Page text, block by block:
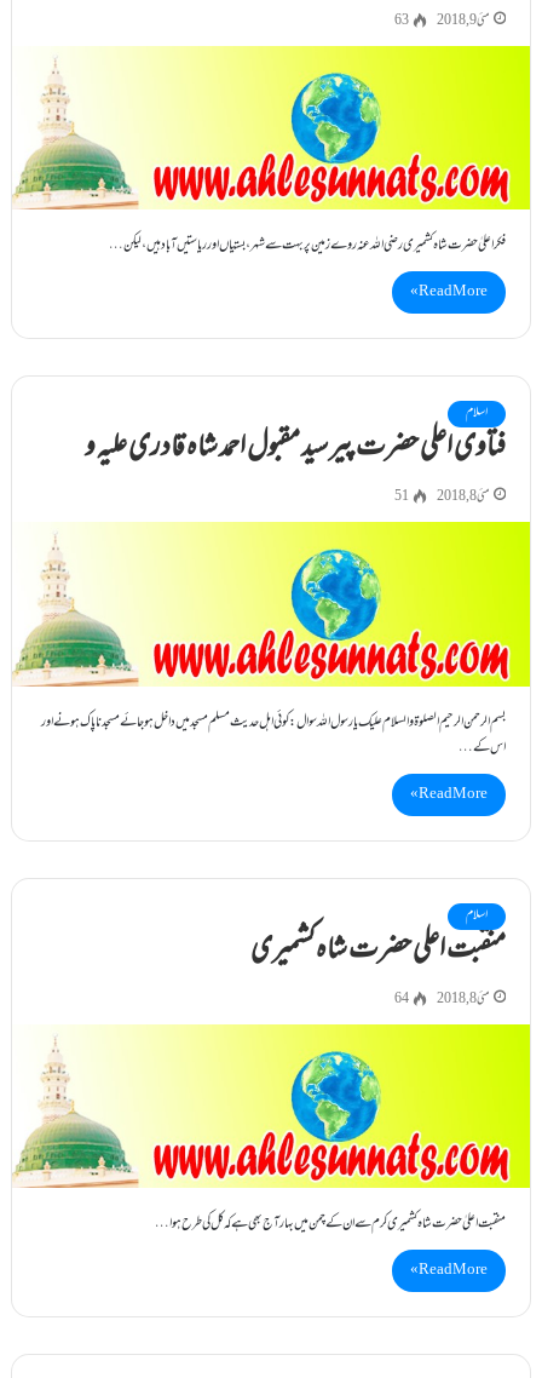
مئی 9, 2018 63
فکر اعلیٰ حضرت شاہ کشمیری رضی اللہ عنہ روے زمین پر بہت سے شہر، بستیاں اور ریاستیں آباد ہیں، لیکن…
Read More »
اسلام
فتاوی اعلی حضرت پیر سید مقبول احمد شاہ قادری علیہ و
مئی 8, 2018 51
بسم الرحمن الرحیم الصلوۃ والسلام علیک یارسول اللہ سوال:کوئی اہل حدیث مسلم مسجدمیں داخل ہوجائے مسجدناپاک ہونے اور
اس کے…
Read More »
اسلام
منقبت اعلی حضرت شاہ کشمیری
مئی 8, 2018 64
منقبت اعلیٰ حضرت شاہ کشمیری کرم سے ان کے چمن میں بہار آج بھی ہے کہ کل کی طرح ہوا…
Read More »